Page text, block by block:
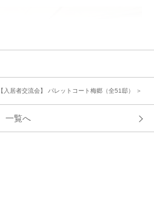
【入居者交流会】 パレットコート梅郷（全51邸） ＞
一覧へ